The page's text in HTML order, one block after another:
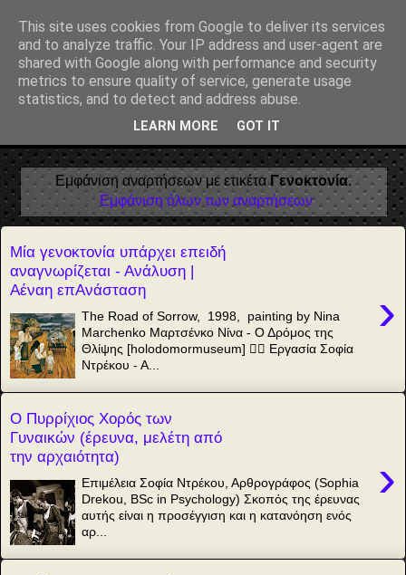
Αέναη επΑνάσταση
• Επιστήμη • Ψυχολογία • Λογοτεχνία • Τέχνες • Θεολογία •
Φιλοσοφία • Στοχασμοί... για τη μνήμη, τον άνθρωπο και το
Φως
Εμφάνιση αναρτήσεων με ετικέτα Γενοκτονία.
Εμφάνιση όλων των αναρτήσεων
Μία γενοκτονία υπάρχει επειδή
αναγνωρίζεται - Ανάλυση |
Αέναη επΑνάσταση
›
The Road of Sorrow, 1998, painting by Nina
Marchenko Μαρτσένκο Νίνα - Ο Δρόμος της
Θλίψης [holodomormuseum] ✍🏻 Εργασία Σοφία
Ντρέκου - Α...
Ο Πυρρίχιος Χορός των
Γυναικών (έρευνα, μελέτη από
την αρχαιότητα)
›
Επιμέλεια Σοφία Ντρέκου, Αρθρογράφος (Sophia
Drekou, BSc in Psychology) Σκοπός της έρευνας
αυτής είναι η προσέγγιση και η κατανόηση ενός
αρ...
This site uses cookies from Google to deliver its services
and to analyze traffic. Your IP address and user-agent are
shared with Google along with performance and security
metrics to ensure quality of service, generate usage
statistics, and to detect and address abuse.
LEARN MORE GOT IT